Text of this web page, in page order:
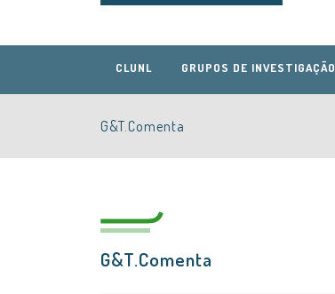
CLUNL
CLUNL GRUPOS DE INVESTIGAÇÃO
G&T.Comenta
G&T.Comenta